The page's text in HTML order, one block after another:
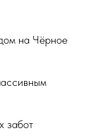
на Чёрное
забот